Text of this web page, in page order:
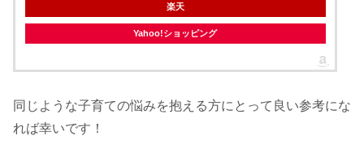
楽天
Yahoo!ショッピング
同じような子育ての悩みを抱える方にとって良い参考にな
れば幸いです！